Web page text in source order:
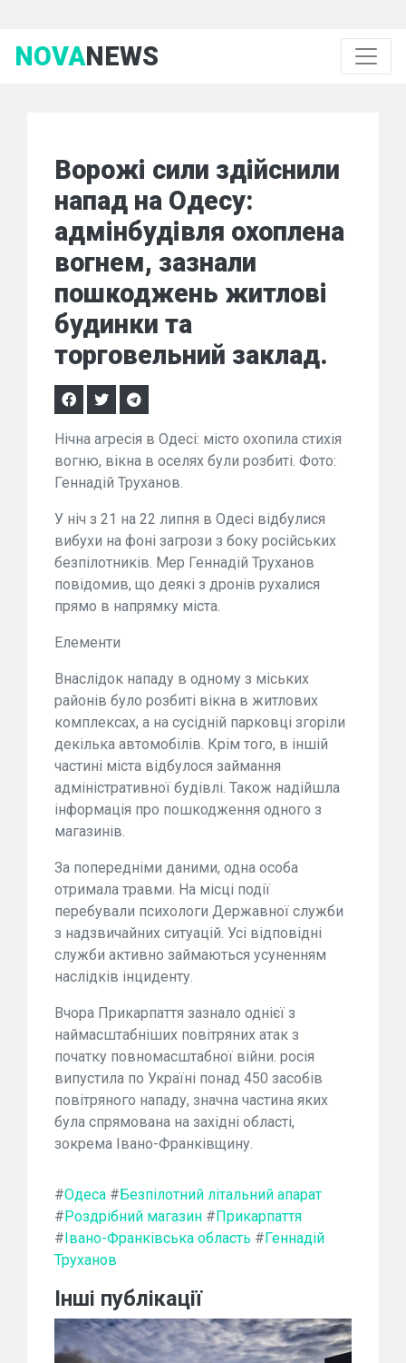
NOVANEWS
Ворожі сили здійснили
напад на Одесу:
адмінбудівля охоплена
вогнем, зазнали
пошкоджень житлові
будинки та
торговельний заклад.
Нічна агресія в Одесі: місто охопила стихія
вогню, вікна в оселях були розбиті. Фото:
Геннадій Труханов.
У ніч з 21 на 22 липня в Одесі відбулися
вибухи на фоні загрози з боку російських
безпілотників. Мер Геннадій Труханов
повідомив, що деякі з дронів рухалися
прямо в напрямку міста.
Елементи
Внаслідок нападу в одному з міських
районів було розбиті вікна в житлових
комплексах, а на сусідній парковці згоріли
декілька автомобілів. Крім того, в іншій
частині міста відбулося займання
адміністративної будівлі. Також надійшла
інформація про пошкодження одного з
магазинів.
За попередніми даними, одна особа
отримала травми. На місці події
перебували психологи Державної служби
з надзвичайних ситуацій. Усі відповідні
служби активно займаються усуненням
наслідків інциденту.
Вчора Прикарпаття зазнало однієї з
наймасштабніших повітряних атак з
початку повномасштабної війни. росія
випустила по Україні понад 450 засобів
повітряного нападу, значна частина яких
була спрямована на західні області,
зокрема Івано-Франківщину.
#Одеса #Безпілотний літальний апарат
#Роздрібний магазин #Прикарпаття
#Івано-Франківська область #Геннадій
Труханов
Інші публікації